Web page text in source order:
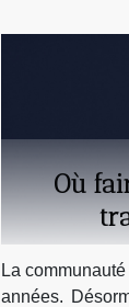
Où
La
années.